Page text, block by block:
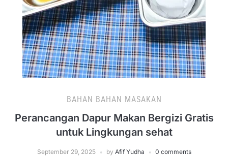
BAHAN BAHAN MASAKAN
Perancangan Dapur Makan Bergizi Gratis
untuk Lingkungan sehat
September 29, 2025 by Afif Yudha 0 comments